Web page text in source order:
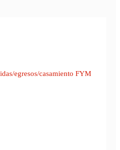
egresos/casamiento FYM